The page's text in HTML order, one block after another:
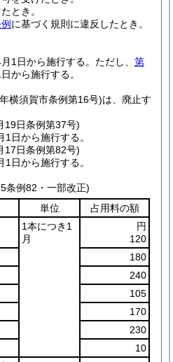
とき。
に基づく規則に違反したとき。
1日から施行する。 ただし、 第
から施行する。
横須賀市条例第16号)は、廃止す
19日条例第37号)
日から施行する。
17日条例第82号)
日から施行する。
条例82・一部改正)
単位
占用料の額
1本につき1
月
円
120
180
240
105
170
230
10